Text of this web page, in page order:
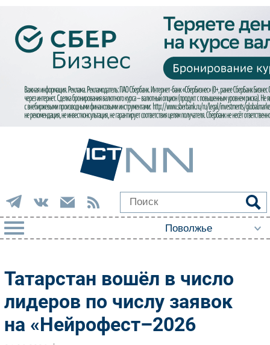
Импорто­замещение
Автоматизация Промышленности
Интернет
Мобильная связь
Татарстан вошёл в число
лидеров по числу заявок
на «Нейрофест–2026